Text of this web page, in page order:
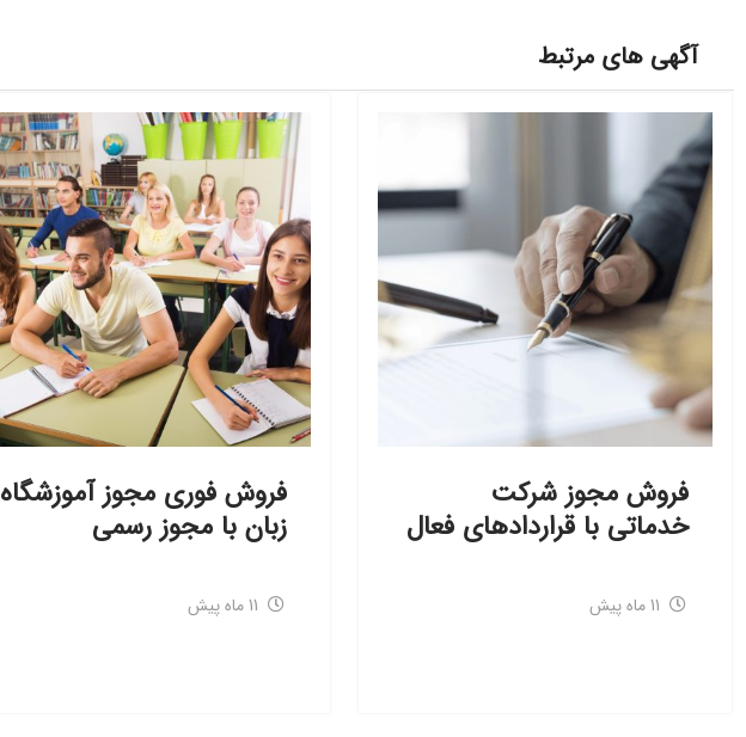
آگهی های مرتبط
فروش مجوز شرکت
خدماتی با قراردادهای فعال
11 ماه پیش
فروش فوری مجوز آموزشگاه
زبان با مجوز رسمی
11 ماه پیش